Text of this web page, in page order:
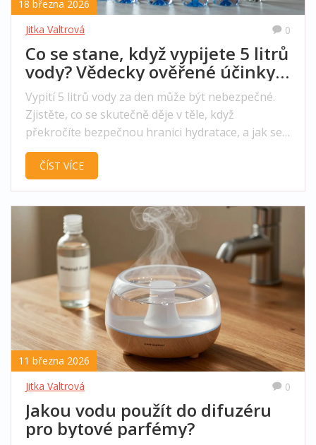
18 března 2026
Jitka Valtrová
0
Co se stane, když vypijete 5 litrů
vody? Vědecky ověřené účinky
na tělo
Vypití 5 litrů vody za den může být nebezpečné.
Zjistěte, co se skutečně děje v těle, když
překročíte bezpečnou hranici hydratace, a jak se
vyhnout otravě vodou.
ČÍST VÍCE
11 března 2026
Jitka Valtrová
0
Jakou vodu použít do difuzéru
pro bytové parfémy?